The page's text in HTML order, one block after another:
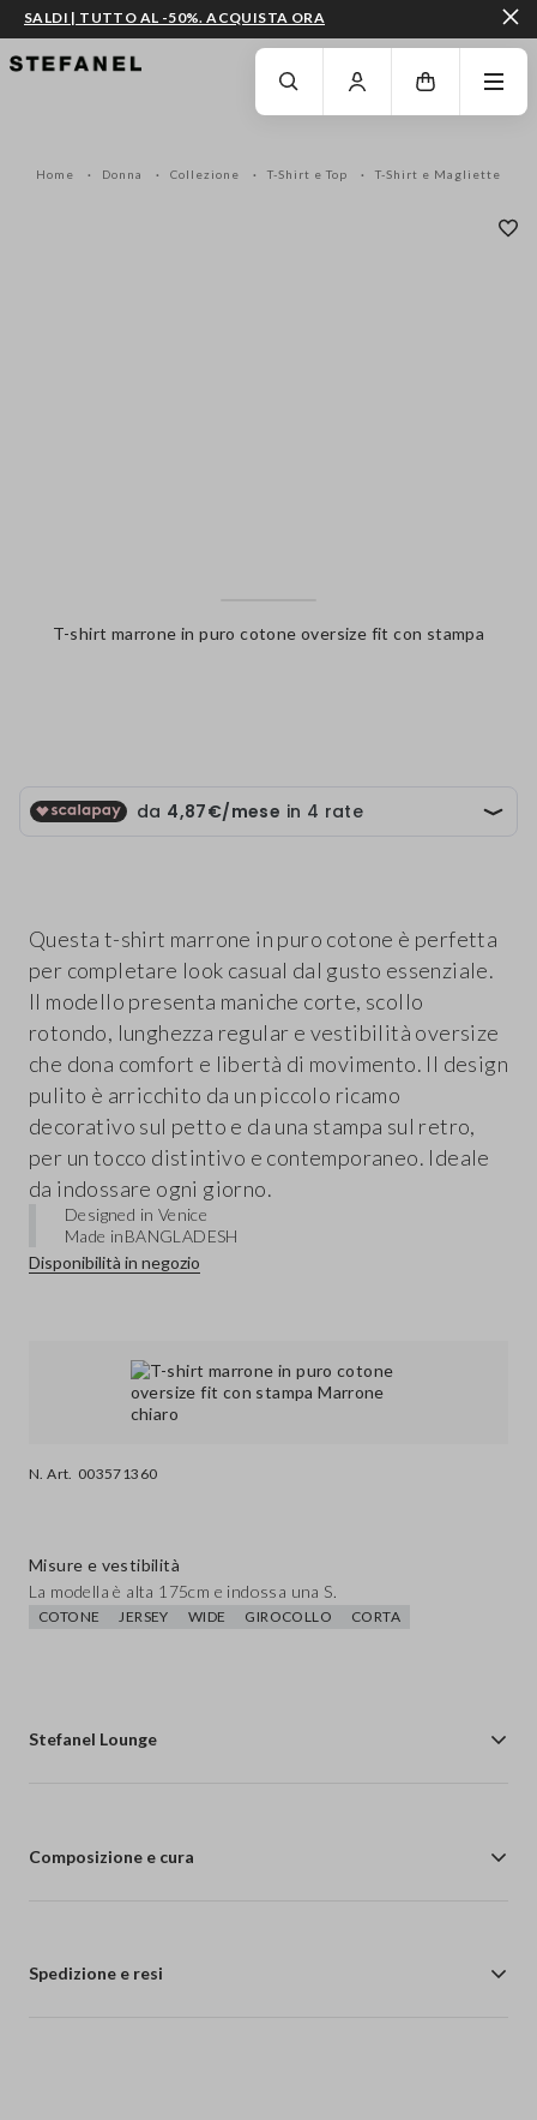
VAI AL CONTENUTO PRINCIPALE SCENDI AL FONDO DELLA PAGINA
SALDI | TUTTO AL -50%. ACQUISTA ORA
Home Donna Collezione T-Shirt e Top T-Shirt e Magliette
T-shirt marrone in puro cotone oversize fit con stampa
N. Art. 003571360
Questa t-shirt marrone in puro cotone è perfetta
per completare look casual dal gusto essenziale.
Il modello presenta maniche corte, scollo
rotondo, lunghezza regular e vestibilità oversize
che dona comfort e libertà di movimento. Il design
pulito è arricchito da un piccolo ricamo
decorativo sul petto e da una stampa sul retro,
per un tocco distintivo e contemporaneo. Ideale
da indossare ogni giorno.
Designed in Venice
Made inBANGLADESH
Disponibilità in negozio
Misure e vestibilità
La modella è alta 175cm e indossa una S.
COTONE JERSEY WIDE GIROCOLLO CORTA
Stefanel Lounge
Composizione e cura
Spedizione e resi